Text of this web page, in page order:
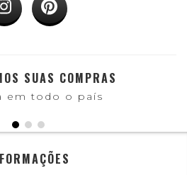
SUAS COMPRAS
em todo o país